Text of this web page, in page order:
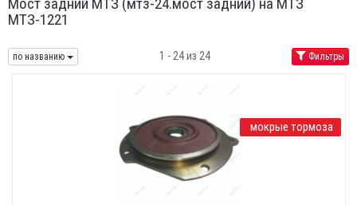
МТЗ-1221
по названию 1 - 24 из 24 Фильтры
мокрые тормоза